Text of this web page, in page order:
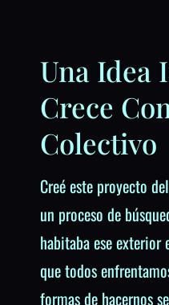
Una Idea
Crece
Colectivo
Creé este proyecto
un proceso de
habitaba ese exterior
que todos
formas de hacernos